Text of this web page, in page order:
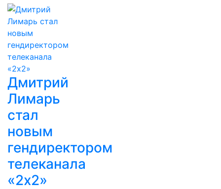
Дмитрий
Лимарь
стал
новым
гендиректором
телеканала
«2x2»